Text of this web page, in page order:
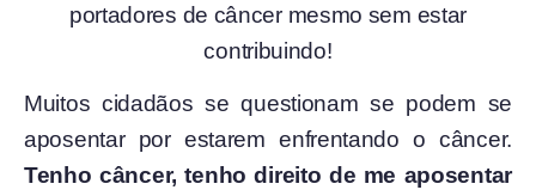
portadores de câncer mesmo sem estar
contribuindo!
Muitos cidadãos se questionam se podem se
aposentar por estarem enfrentando o câncer.
Tenho câncer, tenho direito de me aposentar